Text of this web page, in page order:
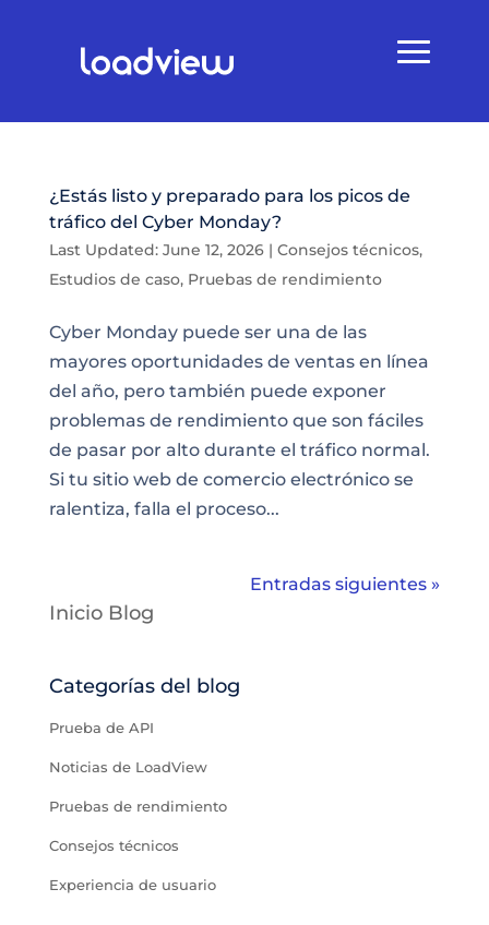
¿Estás listo y preparado para los picos de
tráfico del Cyber Monday?
Last Updated: June 12, 2026| Consejos técnicos,
Estudios de caso, Pruebas de rendimiento
Cyber Monday puede ser una de las
mayores oportunidades de ventas en línea
del año, pero también puede exponer
problemas de rendimiento que son fáciles
de pasar por alto durante el tráfico normal.
Si tu sitio web de comercio electrónico se
ralentiza, falla el proceso...
Entradas siguientes »
Inicio Blog
Categorías del blog
Prueba de API
Noticias de LoadView
Pruebas de rendimiento
Consejos técnicos
Experiencia de usuario